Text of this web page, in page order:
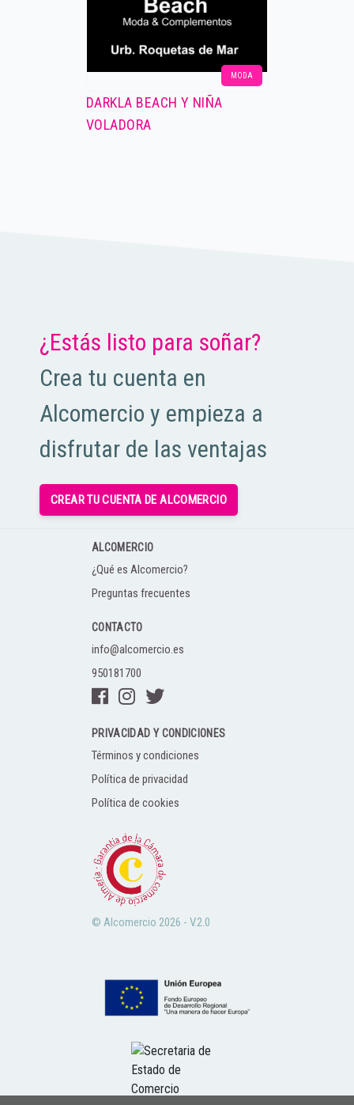
MODA
DARKLA BEACH Y NIÑA
VOLADORA
¿Estás listo para soñar?
Crea tu cuenta en
Alcomercio y empieza a
disfrutar de las ventajas
CREAR TU CUENTA DE ALCOMERCIO
© Alcomercio 2026 - V.2.0
ALCOMERCIO
¿Qué es Alcomercio?
Preguntas frecuentes
CONTACTO
info@alcomercio.es
950181700
PRIVACIDAD Y CONDICIONES
Términos y condiciones
Política de privacidad
Política de cookies